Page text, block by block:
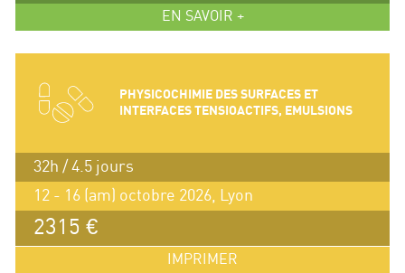
EN SAVOIR +
PHYSICOCHIMIE DES SURFACES ET
INTERFACES TENSIOACTIFS, EMULSIONS
32h / 4.5 jours
12 - 16 (am) octobre 2026, Lyon
2315 €
IMPRIMER